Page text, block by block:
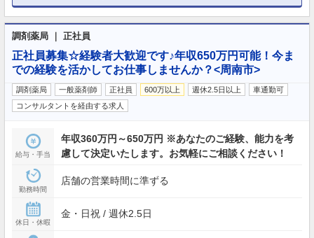
調剤薬局 ｜ 正社員
正社員募集☆経験者大歓迎です♪年収650万円可能！今ま
での経験を活かしてお仕事しませんか？<周南市>
調剤薬局 一般薬剤師 正社員 600万以上 週休2.5日以上
車通勤可
コンサルタントを経由する求人
給与・手当
年収360万円～650万円 ※あなたのご経験、能力を考
慮して決定いたします。お気軽にご相談ください！
勤務時間
店舗の営業時間に準ずる
休日・休暇
金・日祝 / 週休2.5日